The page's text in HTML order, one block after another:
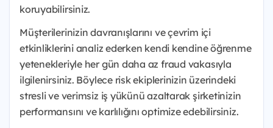
koruyabilirsiniz.
Müşterilerinizin davranışlarını ve çevrim içi
etkinliklerini analiz ederken kendi kendine öğrenme
yetenekleriyle her gün daha az fraud vakasıyla
ilgilenirsiniz. Böylece risk ekiplerinizin üzerindeki
stresli ve verimsiz iş yükünü azaltarak şirketinizin
performansını ve karlılığını optimize edebilirsiniz.